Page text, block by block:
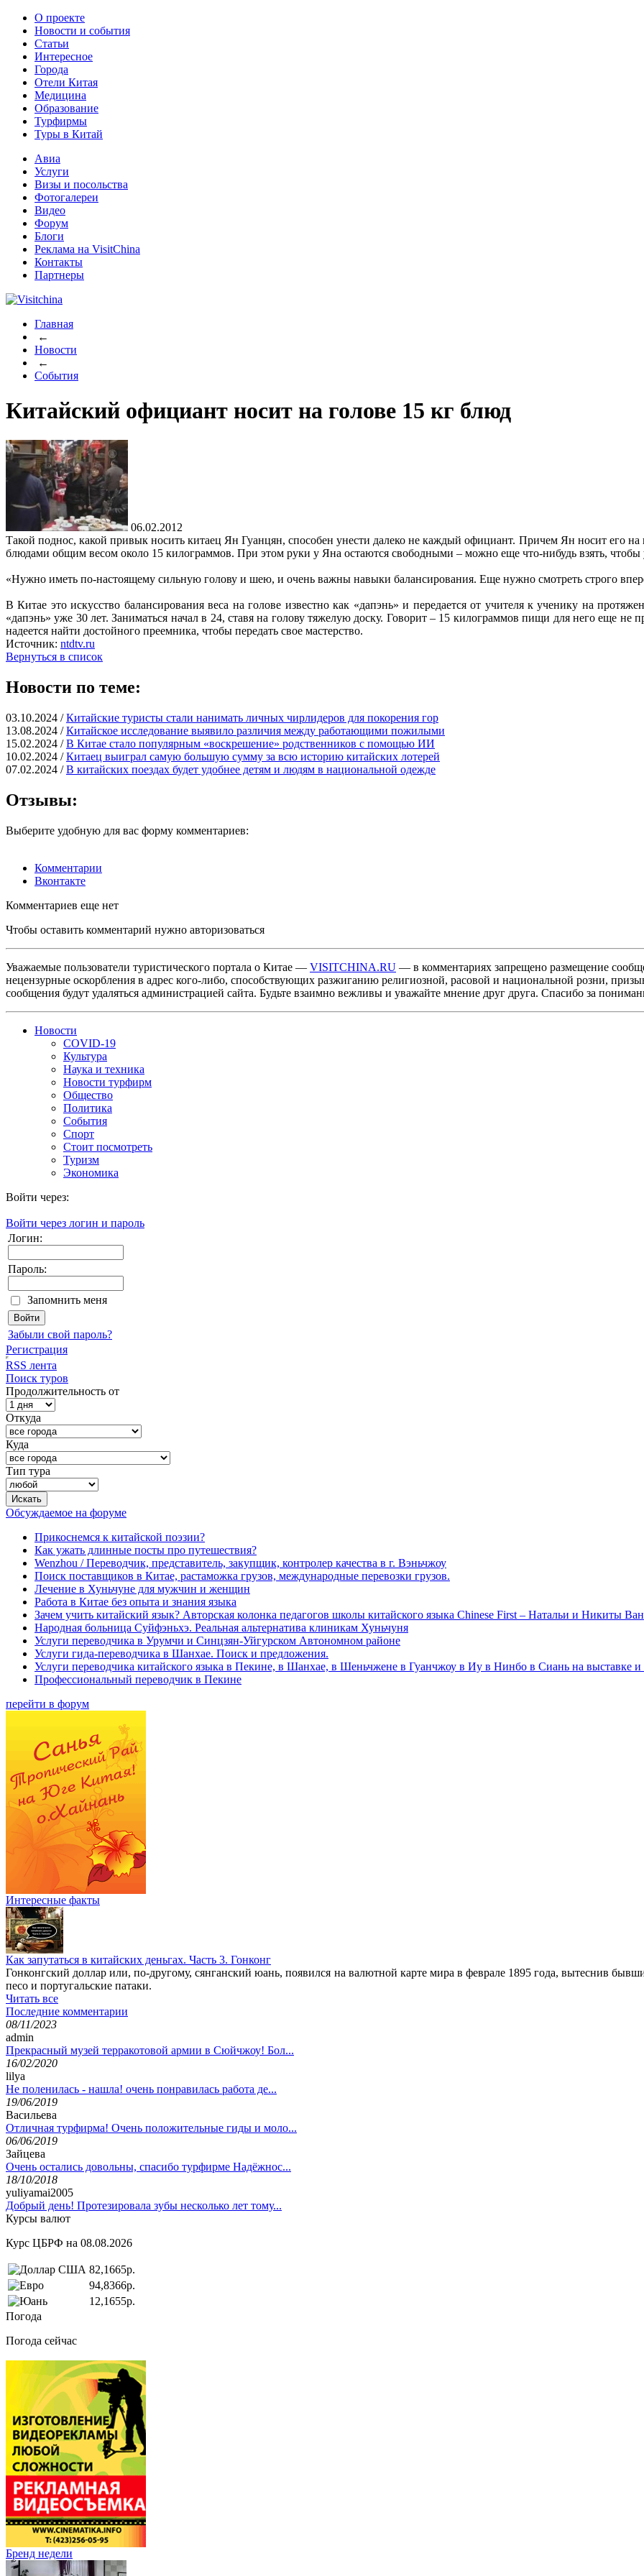
О проекте
Новости и события
Статьи
Интересное
Города
Отели Китая
Медицина
Образование
Турфирмы
Туры в Китай
Авиа
Услуги
Визы и посольства
Фотогалереи
Видео
Форум
Блоги
Реклама на VisitChina
Контакты
Партнеры
Главная
←
Новости
←
События
Китайский официант носит на голове 15 кг блюд
06.02.2012
Такой поднос, какой привык носить китаец Ян Гуанцян, способен унести далеко не каждый официант. Причем Ян носит его на
блюдами общим весом около 15 килограммов. При этом руки у Яна остаются свободными – можно еще что-нибудь взять, чтобы
«Нужно иметь по-настоящему сильную голову и шею, и очень важны навыки балансирования. Еще нужно смотреть строго
В Китае это искусство балансирования веса на голове известно как «дапэнь» и передается от учителя к ученику на
«дапэнь» уже 30 лет. Заниматься начал в 24, ставя на голову тяжелую доску. Говорит – 15 килограммов пищи для него еще не
надеется найти достойного преемника, чтобы передать свое мастерство.
Источник: ntdtv.ru
Вернуться в список
Новости по теме:
03.10.2024 /Китайские туристы стали нанимать личных чирлидеров для покорения гор
13.08.2024 /Китайское исследование выявило различия между работающими пожилыми
15.02.2024 /В Китае стало популярным «воскрешение» родственников с помощью ИИ
10.02.2024 /Китаец выиграл самую большую сумму за всю историю китайских лотерей
07.02.2024 /В китайских поездах будет удобнее детям и людям в национальной одежде
Отзывы:
Выберите удобную для вас форму комментариев:
Комментарии
Вконтакте
Комментариев еще нет
Чтобы оставить комментарий нужно авторизоваться
Уважаемые пользователи туристического портала о Китае — VISITCHINA.RU — в комментариях запрещено размещение
нецензурные оскорбления в адрес кого-либо, способствующих разжиганию религиозной, расовой и национальной розни,
сообщения будут удаляться администрацией сайта. Будьте взаимно вежливы и уважайте мнение друг друга. Спасибо за
Новости
COVID-19
Культура
Наука и техника
Новости турфирм
Общество
Политика
События
Спорт
Стоит посмотреть
Туризм
Экономика
Войти через:
Войти через логин и пароль
Логин:
Пароль:
Запомнить меня
Забыли свой пароль?
Регистрация
RSS лента
Поиск туров
Продолжительность от
Откуда
Куда
Тип тура
Обсуждаемое на форуме
Прикоснемся к китайской поэзии?
Как ужать длинные посты про путешествия?
Wenzhou / Переводчик, представитель, закупщик, контролер качества в г. Вэньчжоу
Поиск поставщиков в Китае, растаможка грузов, международные перевозки грузов.
Лечение в Хуньчуне для мужчин и женщин
Работа в Китае без опыта и знания языка
Зачем учить китайский язык? Авторская колонка педагогов школы китайского языка Chinese First – Натальи и Никиты Ван
Народная больница Суйфэньхэ. Реальная альтернатива клиникам Хуньчуня
Услуги переводчика в Урумчи и Синцзян-Уйгурском Автономном районе
Услуги гида-переводчика в Шанхае. Поиск и предложения.
Услуги переводчика китайского языка в Пекине, в Шанхае, в Шеньчжене в Гуанчжоу в Иу в Нинбо в Сиань на выставке и
Профессиональный переводчик в Пекине
перейти в форум
Интересные факты
Как запутаться в китайских деньгах. Часть 3. Гонконг
Гонконгский доллар или, по-другому, сянганский юань, появился на валютной карте мира в феврале 1895 года, вытеснив
песо и португальские патаки.
Читать все
Последние комментарии
08/11/2023
admin
Прекрасный музей терракотовой армии в Сюйчжоу! Бол...
16/02/2020
lilya
Не поленилась - нашла! очень понравилась работа де...
19/06/2019
Васильева
Отличная турфирма! Очень положительные гиды и моло...
06/06/2019
Зайцева
Очень остались довольны, спасибо турфирме Надёжнос...
18/10/2018
yuliyamai2005
Добрый день! Протезировала зубы несколько лет тому...
Курсы валют
Курс ЦБРФ на 08.08.2026
82,1665р.
94,8366р.
12,1655р.
Погода
Погода сейчас
Бренд недели